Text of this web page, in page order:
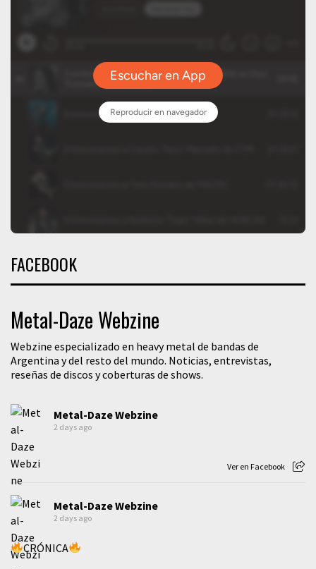
FACEBOOK
Metal-Daze Webzine
Webzine especializado en heavy metal de bandas de
Argentina y del resto del mundo. Noticias, entrevistas,
reseñas de discos y coberturas de shows.
Metal-Daze Webzine
2 days ago
Ver en Facebook
Metal-Daze Webzine
2 days ago
CRÓNICA